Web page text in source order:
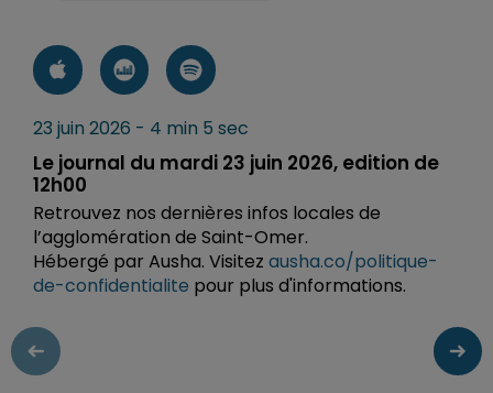
23 juin 2026 - 4 min 5 sec
Le journal du mardi 23 juin 2026, edition de
12h00
Retrouvez nos dernières infos locales de
l’agglomération de Saint-Omer.
Hébergé par Ausha. Visitez ausha.co/politique-
de-confidentialite pour plus d'informations.